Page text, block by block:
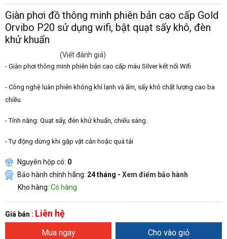
Giàn phơi đồ thông minh phiên bản cao cấp Gold
Orvibo P20 sử dụng wifi, bật quạt sấy khô, đèn
khử khuẩn
(Viết đánh giá)
- Giàn phơi thông minh phiên bản cao cấp màu Silver kết nối Wifi
- Công nghệ luân phiên không khí lạnh và ấm, sấy khô chất lượng cao ba
chiều
- Tính năng: Quạt sấy, đèn khử khuẩn, chiếu sáng.
- Tự động dừng khi gặp vật cản hoặc quá tải
Nguyên hộp có: 0
Bảo hành chính hãng: 24 tháng - Xem điểm bảo hành
Kho hàng: Có hàng
Giá bán : Liên hệ
Mua ngay Cho vào giỏ